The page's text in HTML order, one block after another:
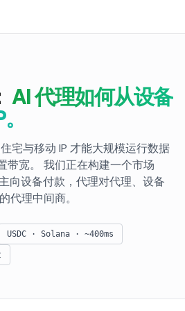
AI 代理如何从设备
宅与移动 IP 才能大规模运行数据
带宽。 我们正在构建一个市场
向设备付款，代理对代理、设备
代理中间商。
USDC · Solana · ~400ms